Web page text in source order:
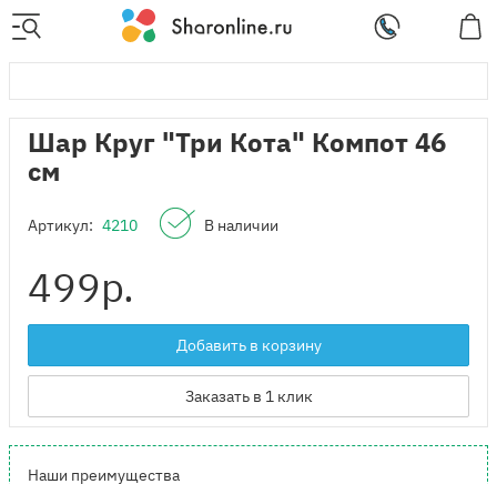
Шар Круг "Три Кота" Компот 46
см
Артикул: 4210 В наличии
499р.
Добавить в корзину
Заказать в 1 клик
Наши преимущества